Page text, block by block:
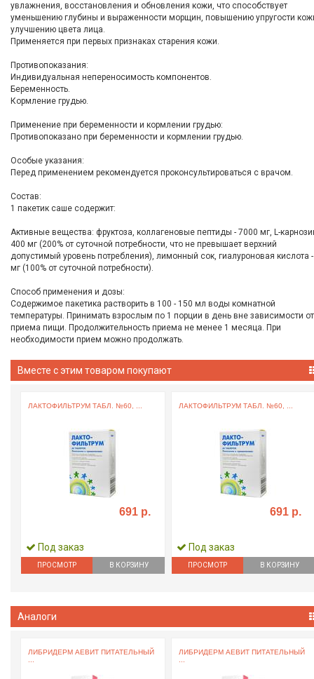
увлажнения, восстановления и обновления кожи, что способствует
уменьшению глубины и выраженности морщин, повышению упругости
улучшению цвета лица.
Применяется при первых признаках старения кожи.
Противопоказания:
Индивидуальная непереносимость компонентов.
Беременность.
Кормление грудью.
Применение при беременности и кормлении грудью:
Противопоказано при беременности и кормлении грудью.
Особые указания:
Перед применением рекомендуется проконсультироваться с врачом.
Состав:
1 пакетик саше содержит:
Активные вещества: фруктоза, коллагеновые пептиды - 7000 мг, L-
400 мг (200% от суточной потребности, что не превышает верхний
допустимый уровень потребления), лимонный сок, гиалуроновая кислота
мг (100% от суточной потребности).
Способ применения и дозы:
Содержимое пакетика растворить в 100 - 150 мл воды комнатной
температуры. Принимать взрослым по 1 порции в день вне зависимости от
приема пищи. Продолжительность приема не менее 1 месяца. При
необходимости прием можно продолжать.
Вместе с этим товаром покупают
ЛАКТОФИЛЬТРУМ ТАБЛ. №60, ...
691 р.
Под заказ
ПРОСМОТР В КОРЗИНУ
ЛАКТОФИЛЬТРУМ ТАБЛ. №60, ...
691 р.
Под заказ
ПРОСМОТР В КОРЗИНУ
Аналоги
ЛИБРИДЕРМ АЕВИТ ПИТАТЕЛЬНЫЙ
ЛИБРИДЕРМ АЕВИТ ПИТАТЕЛЬНЫЙ